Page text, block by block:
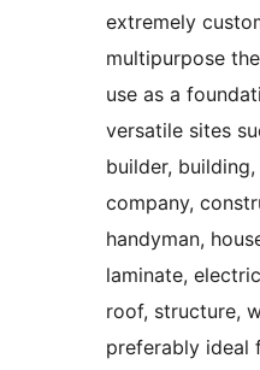
extremely
multipurpose
use as a
versatile sites
builder, building,
company,
handyman,
laminate,
roof, structure,
preferably ideal